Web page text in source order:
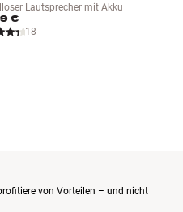
Lautsprecher mit Akku
€
18
von Vorteilen – und nicht